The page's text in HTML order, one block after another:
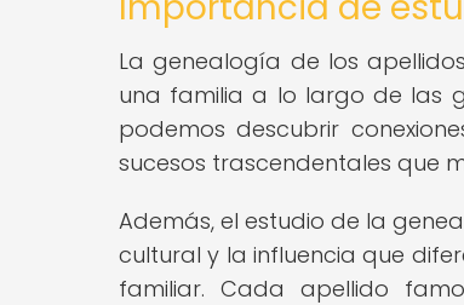
La genealogía de los
una familia a lo largo de las
podemos descubrir
sucesos trascendentales que
Además, el estudio de la
cultural y la influencia que
familiar. Cada apellido